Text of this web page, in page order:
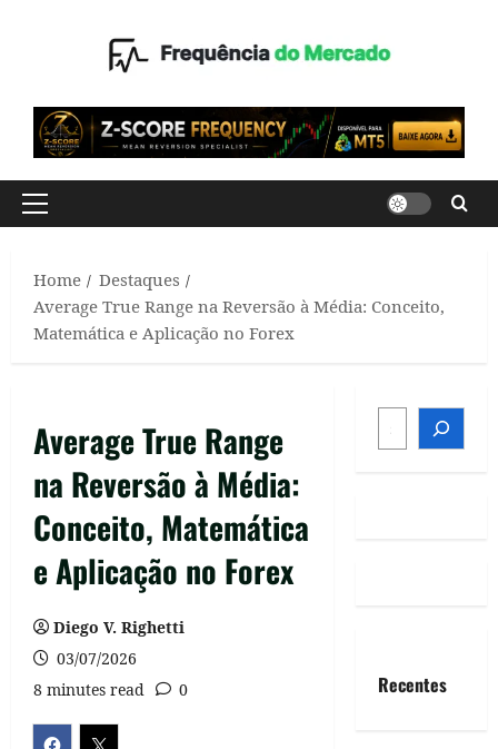
Primary
Home
Destaques
Average True Range na Reversão à Média: Conceito,
Matemática e Aplicação no Forex
Average True Range
na Reversão à Média:
Conceito, Matemática
e Aplicação no Forex
Diego V. Righetti
03/07/2026
8 minutes read
0 Recentes